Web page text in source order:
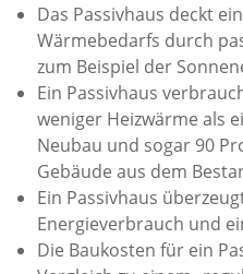
Das Passivhaus deckt
Wärmebedarfs durch
zum Beispiel der
Ein Passivhaus
weniger Heizwärme als
Neubau und sogar 90
Gebäude aus dem
Ein Passivhaus
Energieverbrauch und
Die Baukosten für ein